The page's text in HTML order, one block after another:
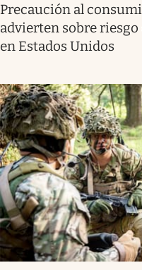
Precaución al
advierten sobre
en Estados Unidos